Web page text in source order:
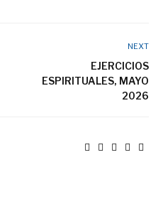
NEXT
EJERCICIOS
ESPIRITUALES, MAYO
2026